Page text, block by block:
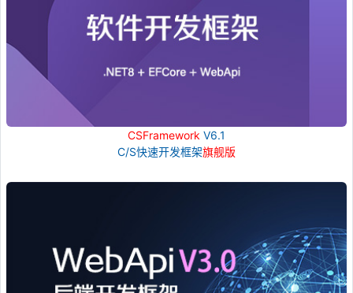
CSFramework V6.1
C/S快速开发框架旗舰版